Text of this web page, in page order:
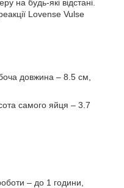
на будь-які відстані.
Lovense Vulse
довжина – 8.5 см,
самого яйця – 3.7
– до 1 години,